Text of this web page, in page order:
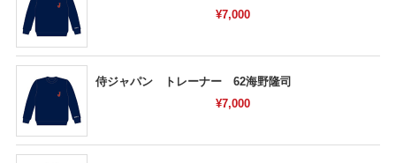
¥7,000
侍ジャパン トレーナー 62海野隆司
¥7,000